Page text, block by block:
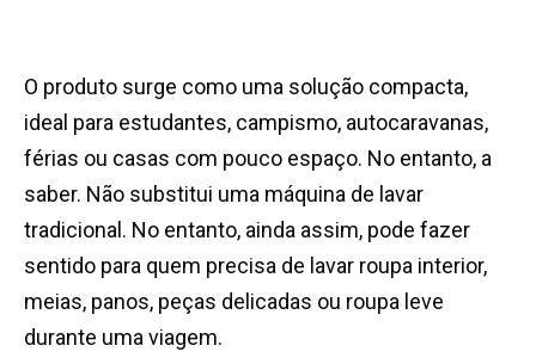
O produto surge como uma solução compacta,
ideal para estudantes, campismo, autocaravanas,
férias ou casas com pouco espaço. No entanto, a
saber. Não substitui uma máquina de lavar
tradicional. No entanto, ainda assim, pode fazer
sentido para quem precisa de lavar roupa interior,
meias, panos, peças delicadas ou roupa leve
durante uma viagem.